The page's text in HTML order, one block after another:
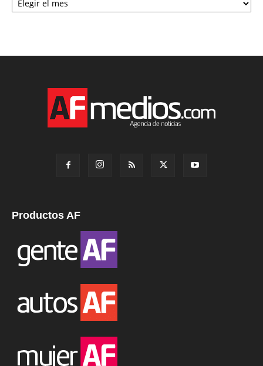
Productos AF